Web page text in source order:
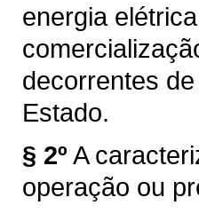
energia
decorrentes
Estado.
§ 2º A
operação ou